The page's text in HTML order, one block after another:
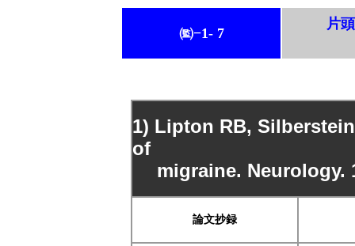
㈼−1- 7
片
1) Lipton RB,
of
migraine. Neurology.
論文抄録